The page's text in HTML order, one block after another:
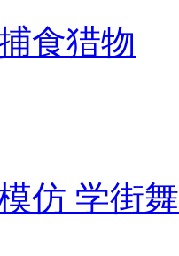
食猎物
仿 学街